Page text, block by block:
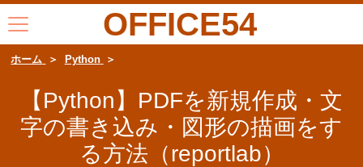
OFFICE54
ホーム Python
【Python】PDFを新規作成・文
字の書き込み・図形の描画をす
る方法（reportlab）